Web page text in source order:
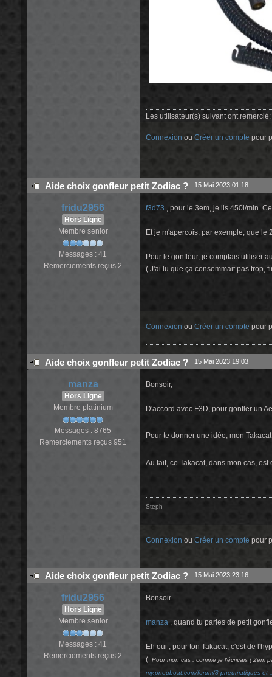
Les utilisateur(s) suivant ont remercié:
Connexion ou Créer un compte pour
Aide choix gonfleur petit Zodiac ? 15 Mai 2023 01:18
fridu2956
Hors Ligne
Membre senior
Messages : 41
Remerciements reçus 2
f3d73 , pour le 3em, je lis 450l/min.
Et je m'apercois, par exemple, que le
Pour le gonfleur, je comptais utiliser
( J'ai lu que ça consommait pas trop,
Connexion ou Créer un compte pour
Aide choix gonfleur petit Zodiac ? 15 Mai 2023 19:03
manza
Hors Ligne
Membre platinium
Messages : 8765
Remerciements reçus 951
Bonsoir,
D'accord avec F3D, pour gonfler un
Pour te donner une idée, mon
Au fait, ce Takacat, dans mon cas,
Steph
Connexion ou Créer un compte pour
Aide choix gonfleur petit Zodiac ? 15 Mai 2023 23:16
fridu2956
Hors Ligne
Membre senior
Messages : 41
Remerciements reçus 2
Bonsoir .
manza, quand tu parles de petit
Eh oui , pour ton Takacat, c'est de
( Pour mon cas , comme je l'écrivais ( 2em
my.pneuboat.com/forum/8-pneumatiques-